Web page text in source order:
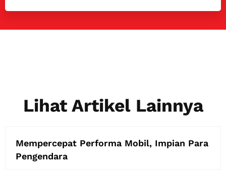
Lihat Artikel Lainnya
Mempercepat Performa Mobil, Impian Para
Pengendara